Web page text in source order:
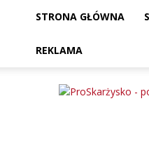
STRONA GŁÓWNA
REKLAMA
ProSkarżysko